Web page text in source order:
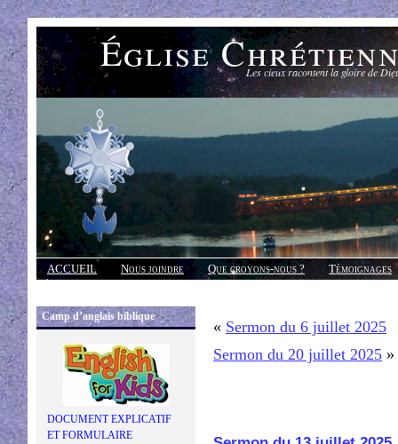
Église Les cieux racontent la gloire de
ACCUEIL Nous joindre Que croyons-nous ?
Témoignages
Réponses
Camp d’anglais biblique
DOCUMENT EXPLICATIF
ET FORMULAIRE
« Sermon du 6 juillet 2025
Sermon du 20 juillet 2025 »